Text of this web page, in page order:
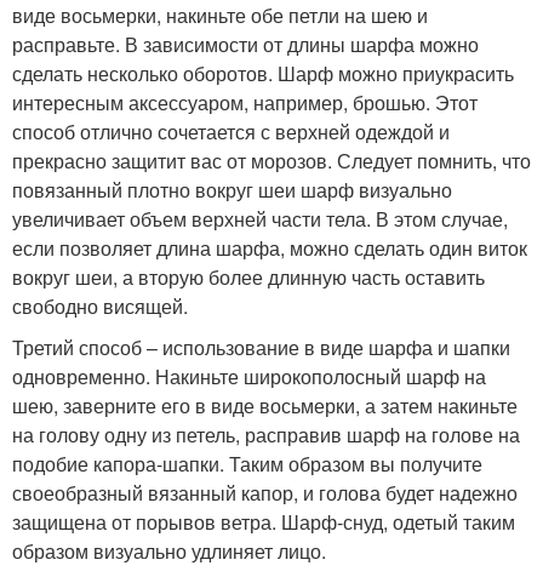
виде восьмерки, накиньте обе петли на шею и
расправьте. В зависимости от длины шарфа можно
сделать несколько оборотов. Шарф можно приукрасить
интересным аксессуаром, например, брошью. Этот
способ отлично сочетается с верхней одеждой и
прекрасно защитит вас от морозов. Следует помнить, что
повязанный плотно вокруг шеи шарф визуально
увеличивает объем верхней части тела. В этом случае,
если позволяет длина шарфа, можно сделать один виток
вокруг шеи, а вторую более длинную часть оставить
свободно висящей.
Третий способ – использование в виде шарфа и шапки
одновременно. Накиньте широкополосный шарф на
шею, заверните его в виде восьмерки, а затем накиньте
на голову одну из петель, расправив шарф на голове на
подобие капора-шапки. Таким образом вы получите
своеобразный вязанный капор, и голова будет надежно
защищена от порывов ветра. Шарф-снуд, одетый таким
образом визуально удлиняет лицо.